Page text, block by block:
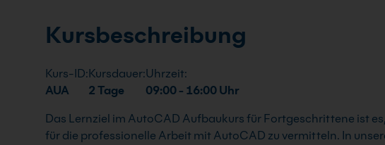
Kursbeschreibung
Kurs-ID:
AUA
Kursdauer:
2 Tage
Uhrzeit:
09:00 - 16:00 Uhr
Das Lernziel im AutoCAD Aufbaukurs für Fortgeschrittene ist
für die professionelle Arbeit mit AutoCAD zu vermitteln. In